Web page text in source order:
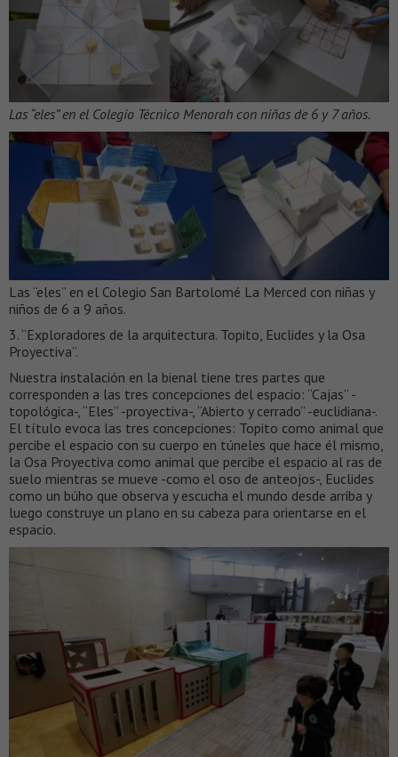
Las “eles” en el Colegio Técnico Menorah con niñas de 6 y 7 años.
Las “eles” en el Colegio San Bartolomé La Merced con niñas y
niños de 6 a 9 años.
3. “Exploradores de la arquitectura. Topito, Euclides y la Osa
Proyectiva”.
Nuestra instalación en la bienal tiene tres partes que
corresponden a las tres concepciones del espacio: “Cajas” -
topológica-, “Eles” -proyectiva-, “Abierto y cerrado” -euclidiana-.
El título evoca las tres concepciones: Topito como animal que
percibe el espacio con su cuerpo en túneles que hace él mismo,
la Osa Proyectiva como animal que percibe el espacio al ras de
suelo mientras se mueve -como el oso de anteojos-, Euclides
como un búho que observa y escucha el mundo desde arriba y
luego construye un plano en su cabeza para orientarse en el
espacio.